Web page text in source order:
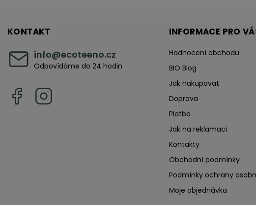
KONTAKT
info@ecoteeno.cz
Odpovídáme do 24 hodin
INFORMACE PRO
Hodnocení obchodu
BIO Blog
Jak nakupovat
Doprava
Platba
Jak na reklamaci
Kontakty
Obchodní podmínky
Podmínky ochrany
Moje objednávka